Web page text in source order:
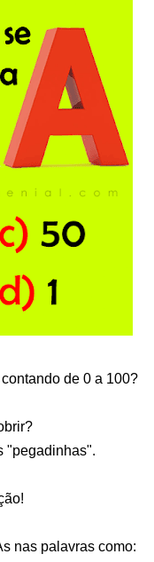
de 0 a 100?
"pegadinhas".
nas palavras como: